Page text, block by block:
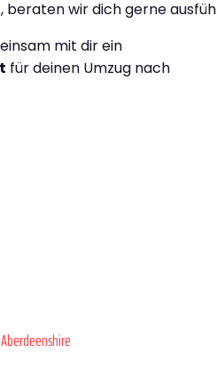
, beraten wir dich gerne
mit dir ein
für deinen Umzug nach